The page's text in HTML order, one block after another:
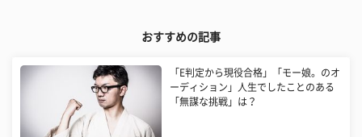
おすすめの記事
「E判定から現役合格」「モー娘。のオ
ーディション」人生でしたことのある
「無謀な挑戦」は？